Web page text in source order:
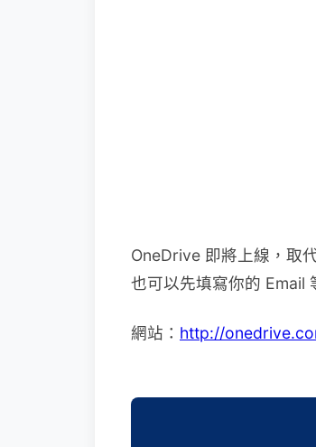
OneDrive 即將上線，取
也可以先填寫你的 Email
網站： http://